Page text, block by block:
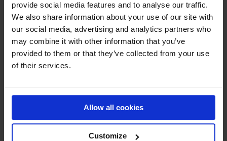
provide social media features and to analyse our traffic.
We also share information about your use of our site with
our social media, advertising and analytics partners who
may combine it with other information that you’ve
provided to them or that they’ve collected from your use
of their services.
Allow all cookies
Customize
AIRBAG S
PRAAT MET ONZE EXPERT
AIRSUPPORT